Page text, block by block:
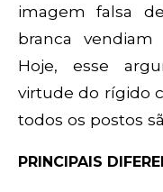
imagem falsa
branca vendiam
Hoje, esse
virtude do rígido
todos os postos
PRINCIPAIS